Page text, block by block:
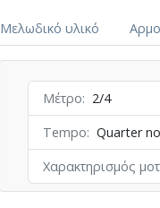
Μελωδικό υλικό
Μέτρο
2/4
Tempo
Quarter
Χαρακτηρισμός